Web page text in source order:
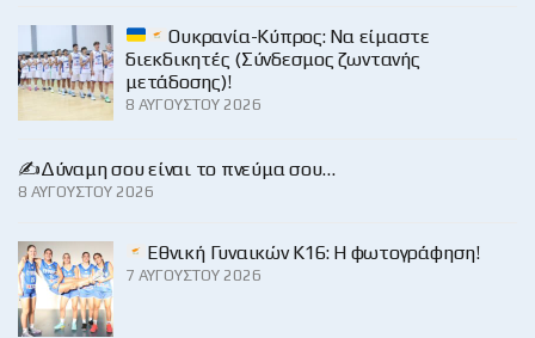
Ουκρανία-Κύπρος: Να είμαστε
διεκδικητές (Σύνδεσμος ζωντανής
μετάδοσης)!
8 ΑΥΓΟΎΣΤΟΥ 2026
✍️Δύναμη σου είναι το πνεύμα σου…
8 ΑΥΓΟΎΣΤΟΥ 2026
Εθνική Γυναικών Κ16: Η φωτογράφηση!
7 ΑΥΓΟΎΣΤΟΥ 2026